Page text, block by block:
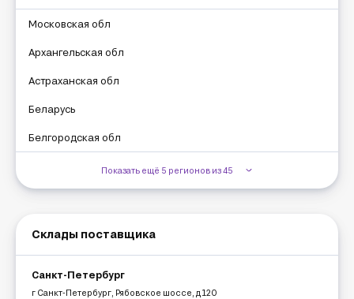
Московская обл
Архангельская обл
Астраханская обл
Беларусь
Белгородская обл
Показать ещё 5 регионов из 45
Склады поставщика
Санкт-Петербург
г Санкт-Петербург, Рябовское шоссе, д 120